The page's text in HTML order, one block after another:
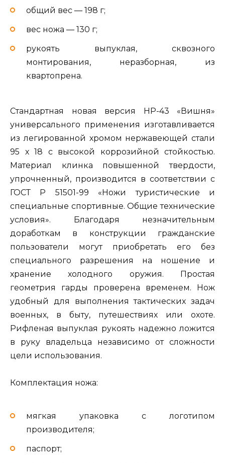
общий вес — 198 г;
вес ножа — 130 г;
рукоять выпуклая, сквозного
монтирования, неразборная, из
квартопрена.
Стандартная новая версия НР-43 «Вишня»
универсального применения изготавливается
из легированной хромом нержавеющей стали
95 х 18 с высокой коррозийной стойкостью.
Материал клинка повышенной твердости,
упрочненный, производится в соответствии с
ГОСТ Р 51501-99 «Ножи туристические и
специальные спортивные. Общие технические
условия». Благодаря незначительным
доработкам в конструкции гражданские
пользователи могут приобретать его без
специального разрешения на ношение и
хранение холодного оружия. Простая
геометрия гарды проверена временем. Нож
удобный для выполнения тактических задач
военных, в быту, путешествиях или охоте.
Рифленая выпуклая рукоять надежно ложится
в руку владельца независимо от сложности
цели использования.
Комплектация ножа:
мягкая упаковка с логотипом
производителя;
паспорт;